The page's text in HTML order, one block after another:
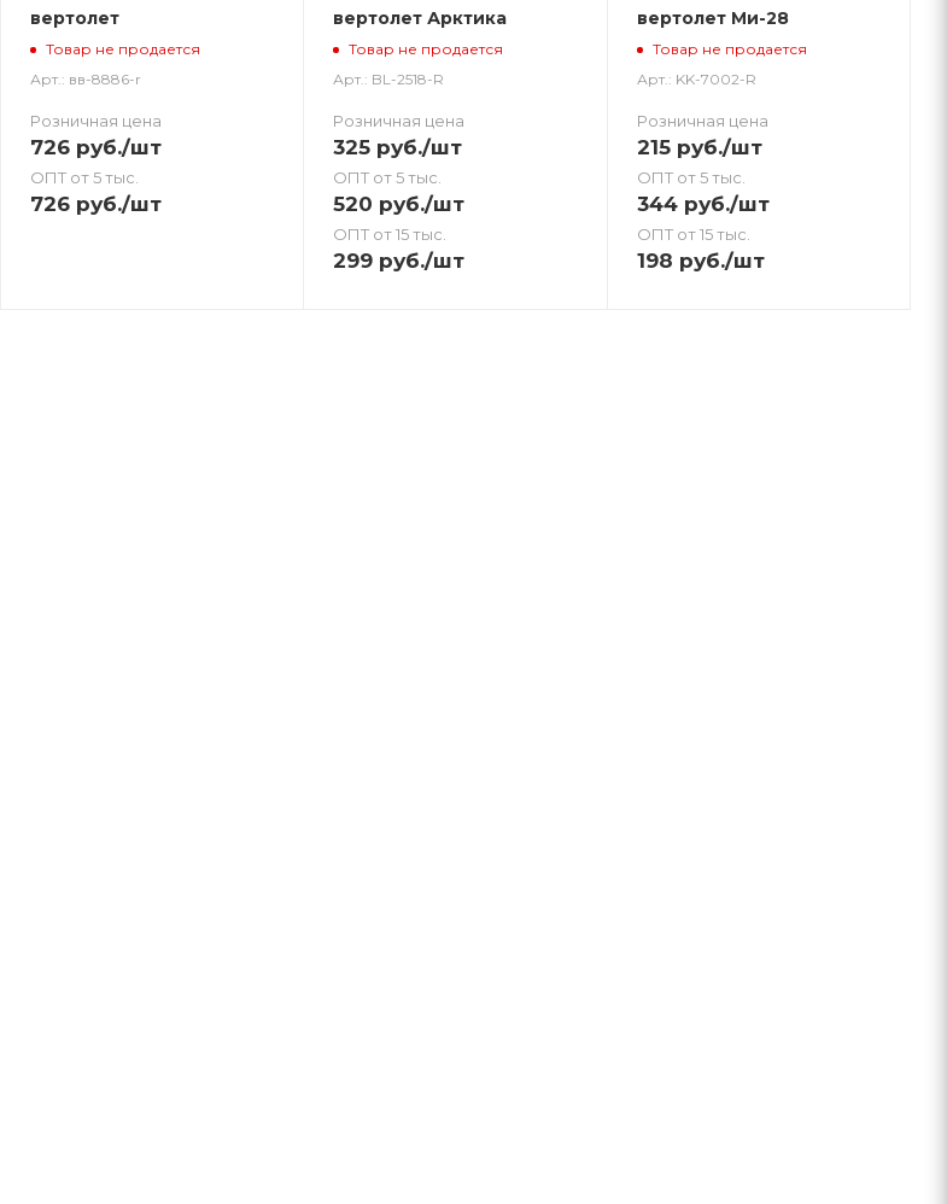
вертолет
Товар не продается
Арт.: вв-8886-r
Розничная цена
726руб./шт
ОПТ от 5 тыс.
726руб./шт
вертолет Арктика
Товар не продается
Арт.: BL-2518-R
Розничная цена
325 руб./шт
ОПТ от 5 тыс.
520 руб./шт
ОПТ от 15 тыс.
299 руб./шт
вертолет Ми-28
Товар не продается
Арт.: KK-7002-R
Розничная цена
215руб./шт
ОПТ от 5 тыс.
344руб./шт
ОПТ от 15 тыс.
198 руб./шт